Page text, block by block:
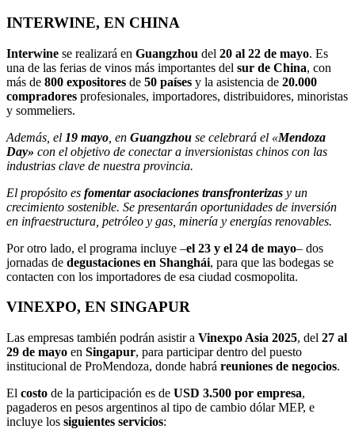
INTERWINE, EN CHINA
Interwine se realizará en Guangzhou del 20 al 22 de mayo. Es
una de las ferias de vinos más importantes del sur de China, con
más de 800 expositores de 50 países y la asistencia de 20.000
compradores profesionales, importadores, distribuidores, minoristas
y sommeliers.
Además, el 19 mayo , en Guangzhou se celebrará el «Mendoza
Day» con el objetivo de conectar a inversionistas chinos con las
industrias clave de nuestra provincia.
El propósito es fomentar asociaciones transfronterizas y un
crecimiento sostenible. Se presentarán oportunidades de inversión
en infraestructura, petróleo y gas, minería y energías renovables.
Por otro lado, el programa incluye –el 23 y el 24 de mayo– dos
jornadas de degustaciones en Shanghái, para que las bodegas se
contacten con los importadores de esa ciudad cosmopolita.
VINEXPO, EN SINGAPUR
Las empresas también podrán asistir a Vinexpo Asia 2025, del 27 al
29 de mayo en Singapur, para participar dentro del puesto
institucional de ProMendoza, donde habrá reuniones de negocios.
El costo de la participación es de USD 3.500 por empresa,
pagaderos en pesos argentinos al tipo de cambio dólar MEP, e
incluye los siguientes servicios: